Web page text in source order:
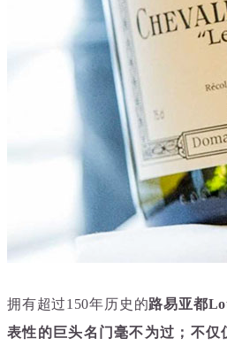
搜索文章
拥有超过150年历史的路易亚都
表性的巨头名门毫不为过；不仅